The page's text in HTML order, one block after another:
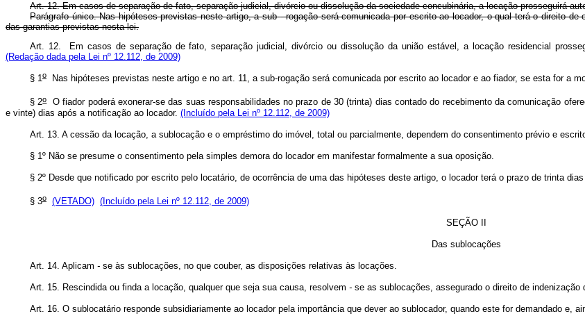
Art. 12. Em casos de separação de fato, separação judicial, divórcio ou dissolução da sociedade concubinária, a locação prosseguirá
Parágrafo único. Nas hipóteses previstas neste artigo, a sub-rogação será comunicada por escrito ao locador, o qual terá o direito
das garantias previstas nesta lei.
Art. 12. Em casos de separação de fato, separação judicial, divórcio ou dissolução da união estável, a locação residencial
(Redação dada pela Lei nº 12.112, de 2009)
§ 1o Nas hipóteses previstas neste artigo e no art. 11, a sub-rogação será comunicada por escrito ao locador e ao fiador, se esta for a
§ 2oO fiador poderá exonerar-se das suas responsabilidades no prazo de 30 (trinta) dias contado do recebimento da comunicação
e vinte) dias após a notificação ao locador. (Incluído pela Lei nº 12.112, de 2009)
Art. 13. A cessão da locação, a sublocação e o empréstimo do imóvel, total ou parcialmente, dependem do consentimento prévio e
§ 1º Não se presume o consentimento pela simples demora do locador em manifestar formalmente a sua oposição.
§ 2º Desde que notificado por escrito pelo locatário, de ocorrência de uma das hipóteses deste artigo, o locador terá o prazo de trinta
§ 3o (VETADO) (Incluído pela Lei nº 12.112, de 2009)
SEÇÃO II
Das sublocações
Art. 14. Aplicam - se às sublocações, no que couber, as disposições relativas às locações.
Art. 15. Rescindida ou finda a locação, qualquer que seja sua causa, resolvem - se as sublocações, assegurado o direito de indenização
Art. 16. O sublocatário responde subsidiariamente ao locador pela importância que dever ao sublocador, quando este for demandado e,